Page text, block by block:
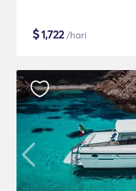
$1,722/hari